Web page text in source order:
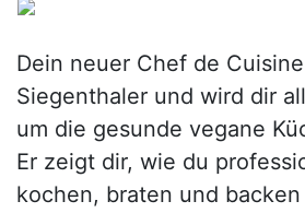
Dein neuer Chef de
Siegenthaler und wird dir
um die gesunde vegane
Er zeigt dir, wie du
kochen, braten und